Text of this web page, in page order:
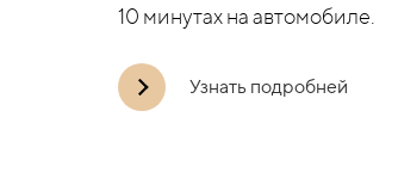
10 минутах на автомобиле.
Узнать подробней